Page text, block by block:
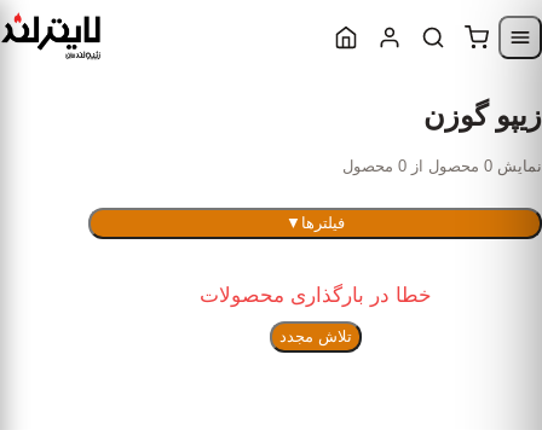
Skip to navigation
زیپو گوزن
نمایش 0 محصول از 0 محصول
فیلترها ▼
خطا در بارگذاری محصولات
تلاش مجدد